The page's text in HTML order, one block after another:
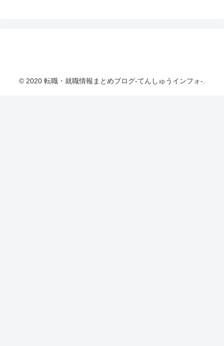
© 2020 転職・就職情報まとめブログ-てんしゅうインフォ-.